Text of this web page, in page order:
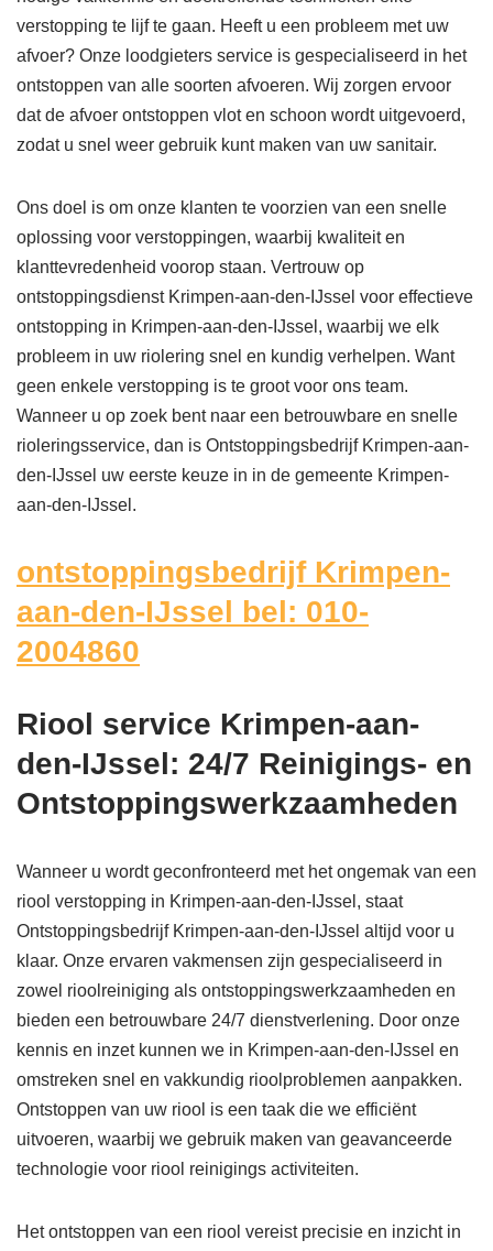
verstopping te lijf te gaan. Heeft u een probleem met uw
afvoer? Onze loodgieters service is gespecialiseerd in het
ontstoppen van alle soorten afvoeren. Wij zorgen ervoor
dat de afvoer ontstoppen vlot en schoon wordt uitgevoerd,
zodat u snel weer gebruik kunt maken van uw sanitair.
Ons doel is om onze klanten te voorzien van een snelle
oplossing voor verstoppingen, waarbij kwaliteit en
klanttevredenheid voorop staan. Vertrouw op
ontstoppingsdienst Krimpen-aan-den-IJssel voor effectieve
ontstopping in Krimpen-aan-den-IJssel, waarbij we elk
probleem in uw riolering snel en kundig verhelpen. Want
geen enkele verstopping is te groot voor ons team.
Wanneer u op zoek bent naar een betrouwbare en snelle
rioleringsservice, dan is Ontstoppingsbedrijf Krimpen-aan-
den-IJssel uw eerste keuze in in de gemeente Krimpen-
aan-den-IJssel.
ontstoppingsbedrijf Krimpen-
aan-den-IJssel bel: 010-
2004860
Riool service Krimpen-aan-
den-IJssel: 24/7 Reinigings- en
Ontstoppingswerkzaamheden
Wanneer u wordt geconfronteerd met het ongemak van een
riool verstopping in Krimpen-aan-den-IJssel, staat
Ontstoppingsbedrijf Krimpen-aan-den-IJssel altijd voor u
klaar. Onze ervaren vakmensen zijn gespecialiseerd in
zowel rioolreiniging als ontstoppingswerkzaamheden en
bieden een betrouwbare 24/7 dienstverlening. Door onze
kennis en inzet kunnen we in Krimpen-aan-den-IJssel en
omstreken snel en vakkundig rioolproblemen aanpakken.
Ontstoppen van uw riool is een taak die we efficiënt
uitvoeren, waarbij we gebruik maken van geavanceerde
technologie voor riool reinigings activiteiten.
Het ontstoppen van een riool vereist precisie en inzicht in